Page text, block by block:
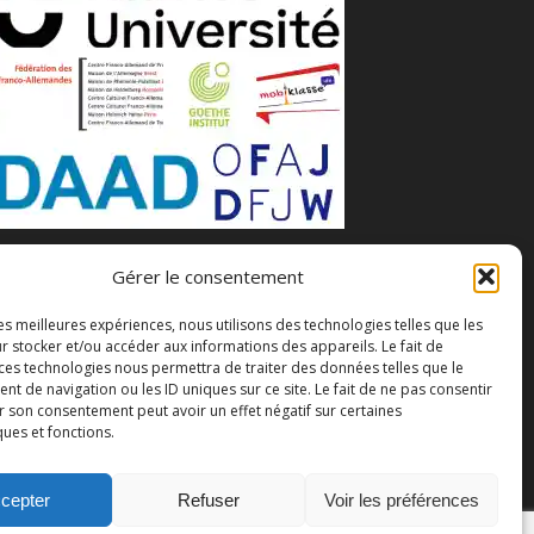
Gérer le consentement
meilleures expériences, nous utilisons des technologies telles que les
stocker et/ou accéder aux informations des appareils. Le fait de
technologies nous permettra de traiter des données telles que le
de navigation ou les ID uniques sur ce site. Le fait de ne pas consentir
son consentement peut avoir un effet négatif sur certaines
et fonctions.
Refuser Voir les préférences